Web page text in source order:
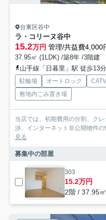
台東区谷中
ラ・コリーヌ谷中
15.2万円 管理/共益費4,000
37.95㎡ (1LDK) /築8年 /3階建
山手線「日暮里」駅 徒歩13分
駐輪場 オートロック CATV
敷地内ごみ置き場
当店では、初期費用の分割、ク
渉、インターネット非公開物件
見る
募集中の部屋
303
15.2万円
2階 / 37.95